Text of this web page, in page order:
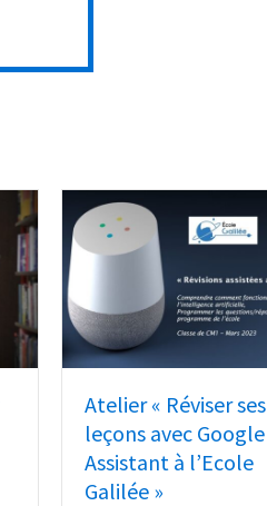
Atelier « Réviser ses
leçons avec Google
Assistant à l’Ecole
Galilée »